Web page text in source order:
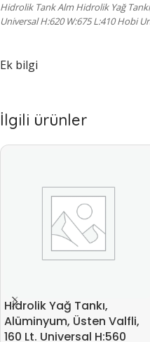
Hidrolik Tank Alm Hidrolik Yağ
Universal H:620 W:675 L:410 Hobi
Ek bilgi
İlgili ürünler
Hidrolik Yağ Tankı,
Alüminyum, Üsten Valfli,
160 Lt. Universal H:560